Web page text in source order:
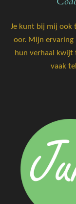
Je kunt bij mij ook
oor. Mijn ervaring
hun verhaal kwijt
vaak